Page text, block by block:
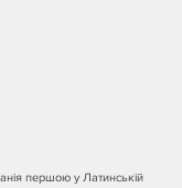
першою у Латинській